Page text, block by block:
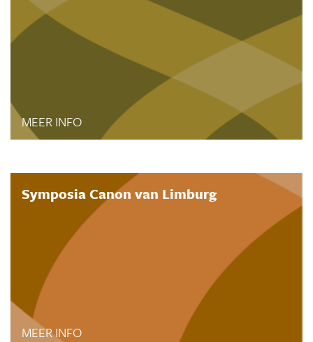
MEER INFO
Symposia Canon van Limburg
MEER INFO